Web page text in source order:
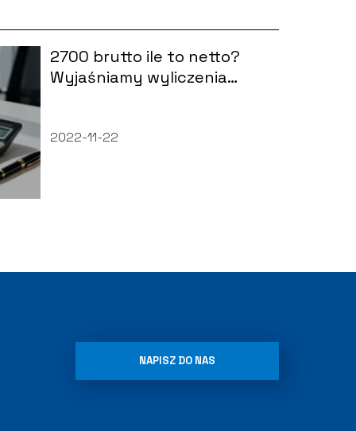
2700 brutto ile to netto?
Wyjaśniamy wyliczenia
2022-11-22
NAPISZ DO NAS